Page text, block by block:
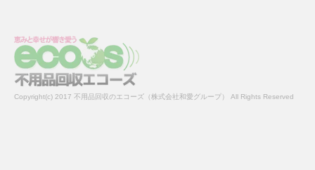
Copyright(c) 2017 不用品回収のエコーズ（株式会社和愛グループ） All Rights Reserved